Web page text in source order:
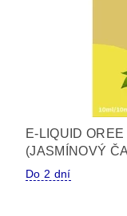
E-LIQUID
(JASMÍNOVÝ
Do 2 dní